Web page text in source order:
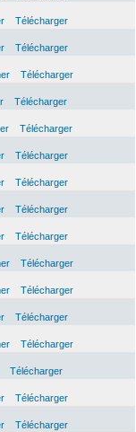
Télécharger
Télécharger
Télécharger
Télécharger
Télécharger
Télécharger
Télécharger
Télécharger
Télécharger
Télécharger
Télécharger
Télécharger
Télécharger
Télécharger
Télécharger
Télécharger